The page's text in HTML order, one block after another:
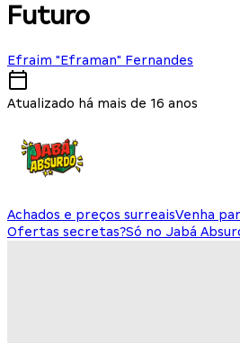
Futuro
Efraim "Eframan" Fernandes
Atualizado há mais de 16 anos
Achados e preços surreaisVenha
Ofertas secretas?Só no Jabá